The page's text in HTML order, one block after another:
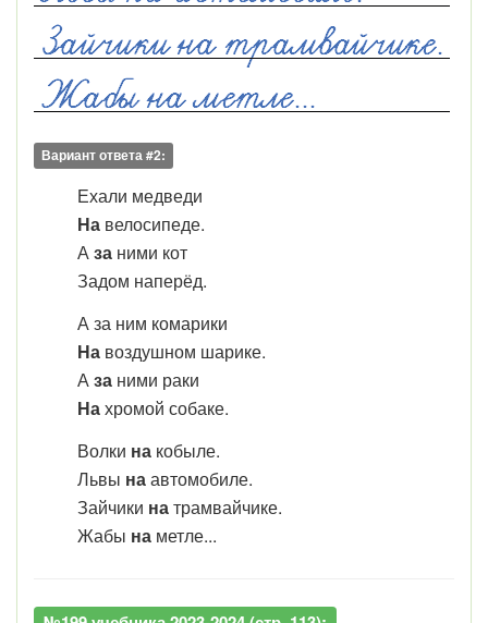
Вариант ответа #2:
Ехали медведи
На велосипеде.
Аза ними кот
Задом наперёд.
А за ним комарики
На воздушном шарике.
Аза ними раки
Нахромой собаке.
Волки на кобыле.
Львы наавтомобиле.
Зайчики натрамвайчике.
Жабы на метле...